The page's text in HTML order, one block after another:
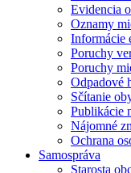
Evidencia
Oznamy
Informácie
Poruchy
Poruchy
Odpadové
Sčítanie
Publikácie
Nájomné
Ochrana
Samospráva
Starosta